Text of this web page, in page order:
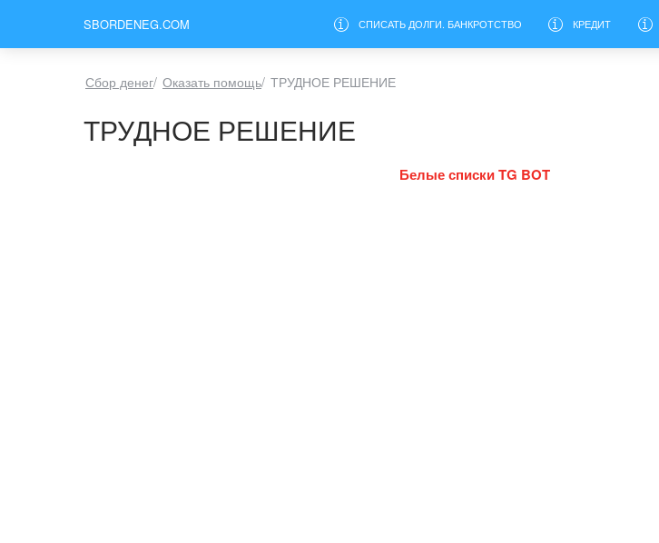
SBORDENEG.COM СПИСАТЬ ДОЛГИ. БАНКРОТСТВО КРЕДИТ
Сбор денег/ Оказать помощь/ ТРУДНОЕ РЕШЕНИЕ
ТРУДНОЕ РЕШЕНИЕ
Белые списки TG BOT